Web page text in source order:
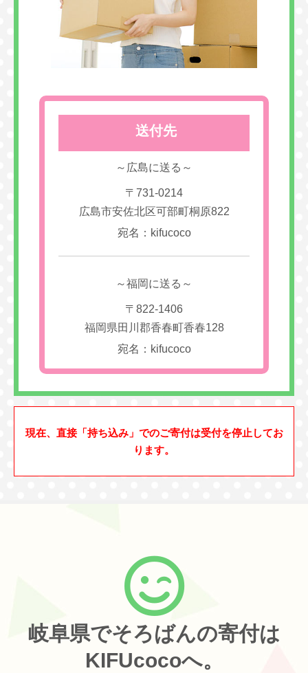
送付先
～広島に送る～
〒731-0214
広島市安佐北区可部町桐原822
宛名：kifucoco
～福岡に送る～
〒822-1406
福岡県田川郡香春町香春128
宛名：kifucoco
現在、直接「持ち込み」でのご寄付は受付を停止してお
ります。
岐阜県でそろばんの寄付は
KIFUcocoへ。